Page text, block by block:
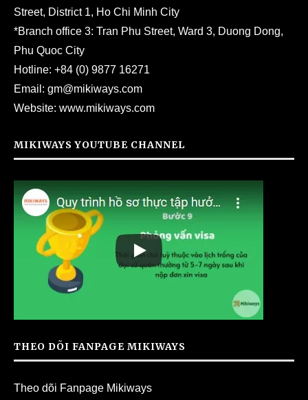
Street, District 1, Ho Chi Minh City
*Branch office 3: Tran Phu Street, Ward 3, Duong Dong,
Phu Quoc City
Hotline: +84 (0) 9877 16271
Email: gm@mikiways.com
Website: www.mikiways.com
MIKIWAYS YOUTUBE CHANNEL
THEO DÕI FANPAGE MIKIWAYS
Theo dõi Fanpage Mikiways